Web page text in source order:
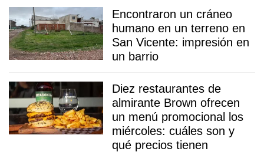
Encontraron un cráneo
humano en un terreno en
San Vicente: impresión en
un barrio
Diez restaurantes de
almirante Brown ofrecen
un menú promocional los
miércoles: cuáles son y
qué precios tienen